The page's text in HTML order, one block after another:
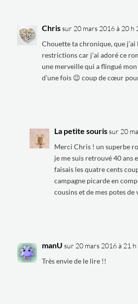
Chris sur 20 mars 2016 à 20 h
Chouette ta chronique, que j’ai
restrictions car j’ai adoré ce
une merveille qui a flingué
d’une fois 😉 coup de cœur
La petite souris sur 20
Merci Chris ! un superbe
je me suis retrouvé 40 ans
faisais les quatre cents
campagne picarde en
cousins et de mes potes de
manU sur 20 mars 2016 à 21 h
Très envie de le lire !!